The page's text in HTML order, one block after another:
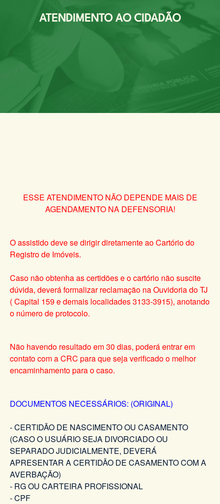
ATENDIMENTO AO CIDADÃO
ESSE ATENDIMENTO NÃO DEPENDE MAIS DE
AGENDAMENTO NA DEFENSORIA!
O assistido deve se dirigir diretamente ao Cartório do
Registro de Imóveis.
Caso não obtenha as certidões e o cartório não suscite
dúvida, deverá formalizar reclamação na Ouvidoria do TJ
( Capital 159 e demais localidades 3133-3915), anotando
o número de protocolo.
Não havendo resultado em 30 dias, poderá entrar em
contato com a CRC para que seja verificado o melhor
encaminhamento para o caso.
DOCUMENTOS NECESSÁRIOS: (ORIGINAL)
- CERTIDÃO DE NASCIMENTO OU CASAMENTO
(CASO O USUÁRIO SEJA DIVORCIADO OU
SEPARADO JUDICIALMENTE, DEVERÁ
APRESENTAR A CERTIDÃO DE CASAMENTO COM A
AVERBAÇÃO)
- RG OU CARTEIRA PROFISSIONAL
- CPF